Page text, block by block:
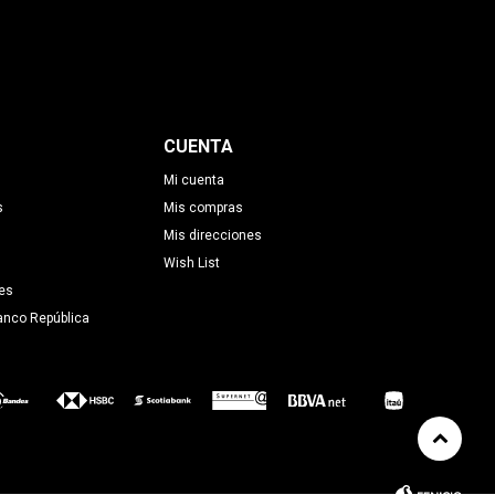
República
CUENTA
Mi cuenta
Mis compras
Mis direcciones
Wish List